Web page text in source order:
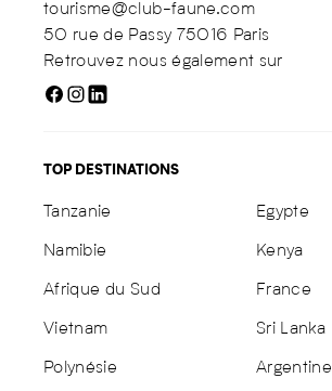
tourisme@club-faune.com
50 rue de Passy 75016 Paris
Retrouvez nous également sur
TOP DESTINATIONS
Tanzanie Egypte
Namibie Kenya
Afrique du Sud France
Vietnam Sri Lanka
Polynésie Argentine